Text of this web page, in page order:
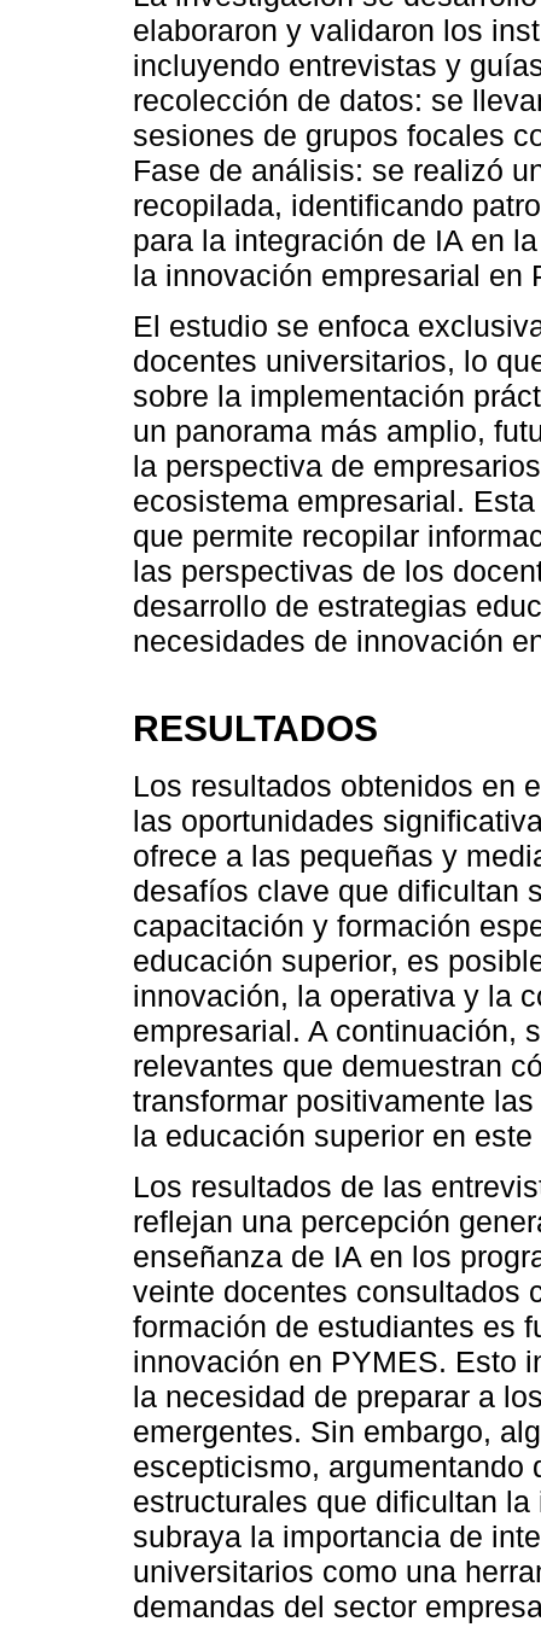
elaboraron y validaron los
incluyendo entrevistas y
recolección de datos: se
sesiones de grupos focales
Fase de análisis: se realizó
recopilada, identificando
para la integración de IA en
la innovación empresarial en
El estudio se enfoca
docentes universitarios, lo
sobre la implementación
un panorama más amplio,
la perspectiva de
ecosistema empresarial.
que permite recopilar
las perspectivas de los
desarrollo de estrategias
necesidades de innovación
RESULTADOS
Los resultados obtenidos en
las oportunidades
ofrece a las pequeñas y
desafíos clave que dificultan
capacitación y formación
educación superior, es
innovación, la operativa y la
empresarial. A continuación,
relevantes que demuestran
transformar positivamente
la educación superior en
Los resultados de las
reflejan una percepción
enseñanza de IA en los
veinte docentes consultados
formación de estudiantes es
innovación en PYMES. Esto
la necesidad de preparar a
emergentes. Sin embargo,
escepticismo, argumentando
estructurales que dificultan
subraya la importancia de
universitarios como una
demandas del sector